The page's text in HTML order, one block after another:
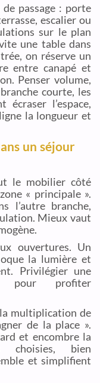
passage : porte
escalier ou
sur le plan
une table dans
on réserve un
entre canapé et
Penser volume,
courte, les
l’espace,
la longueur et
un séjour
le mobilier côté
« principale ».
l’autre branche,
Mieux vaut
ouvertures. Un
la lumière et
Privilégier une
pour profiter
multiplication de
de la place ».
et encombre la
choisies, bien
et simplifient